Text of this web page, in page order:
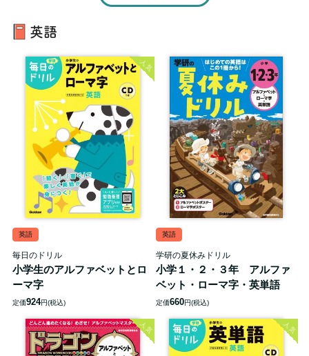
英語
人気
英語
毎日のドリル
小学生のアルファベットとロ
ーマ字
定価924円(税込)
英語
学研の夏休みドリル
小学１・２・３年 アルファ
ベット・ローマ字・英単語
定価660円(税込)
人気 人気